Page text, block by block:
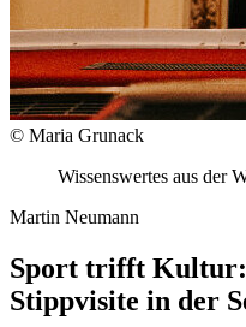
© Maria Grunack
Wissenswertes aus der
Martin Neumann
Sport trifft
Stippvisite in der